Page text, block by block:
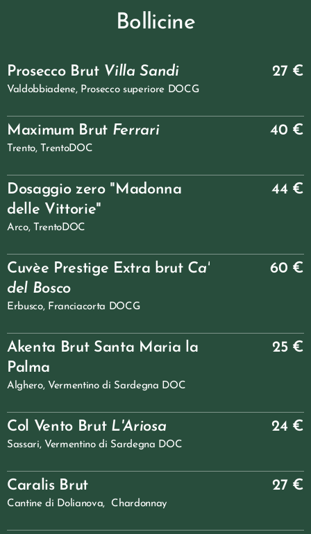
Bollicine
Prosecco Brut Villa Sandi
Valdobbiadene, Prosecco superiore DOCG
27 €
Maximum Brut Ferrari
Trento, TrentoDOC
40 €
Dosaggio zero "Madonna
delle Vittorie"
Arco, TrentoDOC
44 €
Cuvèe Prestige Extra brut Ca'
del Bosco
Erbusco, Franciacorta DOCG
60 €
Akenta Brut Santa Maria la
Palma
Alghero, Vermentino di Sardegna DOC
25 €
Col Vento Brut L'Ariosa
Sassari, Vermentino di Sardegna DOC
24 €
Caralis Brut
Cantine di Dolianova, Chardonnay
27 €